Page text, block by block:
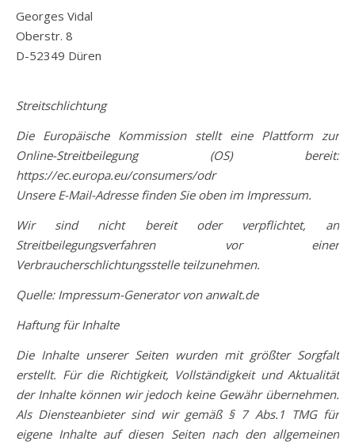
Georges Vidal
Oberstr. 8
D-52349 Düren
Streitschlichtung
Die Europäische Kommission stellt eine Plattform zur
Online-Streitbeilegung (OS) bereit:
https://ec.europa.eu/consumers/odr
Unsere E-Mail-Adresse finden Sie oben im Impressum.
Wir sind nicht bereit oder verpflichtet, an
Streitbeilegungsverfahren vor einer
Verbraucherschlichtungsstelle teilzunehmen.
Quelle: Impressum-Generator von anwalt.de
Haftung für Inhalte
Die Inhalte unserer Seiten wurden mit größter Sorgfalt
erstellt. Für die Richtigkeit, Vollständigkeit und Aktualität
der Inhalte können wir jedoch keine Gewähr übernehmen.
Als Diensteanbieter sind wir gemäß § 7 Abs.1 TMG für
eigene Inhalte auf diesen Seiten nach den allgemeinen